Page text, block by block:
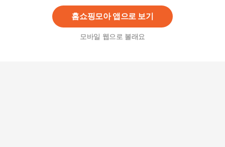
홈쇼핑모아 앱으로 보기
모바일 웹으로 볼래요